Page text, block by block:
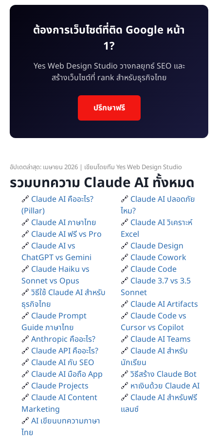
ต้องการเว็บไซต์ที่ติด Google หน้า
1?
Yes Web Design Studio วางกลยุทธ์ SEO และ
สร้างเว็บไซต์ที่ rank สำหรับธุรกิจไทย
ปรึกษาฟรี
อัปเดตล่าสุด: เมษายน 2026 | เขียนโดยทีม Yes Web Design Studio
รวมบทความ Claude AI ทั้งหมด
🔗 Claude AI คืออะไร?
(Pillar)
🔗 Claude AI ภาษาไทย
🔗 Claude AI ฟรี vs Pro
🔗 Claude AI vs
ChatGPT vs Gemini
🔗 Claude Haiku vs
Sonnet vs Opus
🔗วิธีใช้ Claude AI สำหรับ
ธุรกิจไทย
🔗 Claude Prompt
Guide ภาษาไทย
🔗 Anthropic คืออะไร?
🔗 Claude API คืออะไร?
🔗 Claude AI กับ SEO
🔗 Claude AI มือถือ App
🔗 Claude Projects
🔗 Claude AI Content
Marketing
🔗 AI เขียนบทความภาษา
ไทย
🔗 Claude AI ปลอดภัย
ไหม?
🔗 Claude AI วิเคราะห์
Excel
🔗 Claude Design
🔗 Claude Cowork
🔗 Claude Code
🔗 Claude 3.7 vs 3.5
Sonnet
🔗 Claude AI Artifacts
🔗 Claude Code vs
Cursor vs Copilot
🔗 Claude AI Teams
🔗 Claude AI สำหรับ
นักเรียน
🔗วิธีสร้าง Claude Bot
🔗 หาเงินด้วย Claude AI
🔗 Claude AI สำหรับฟรี
แลนซ์